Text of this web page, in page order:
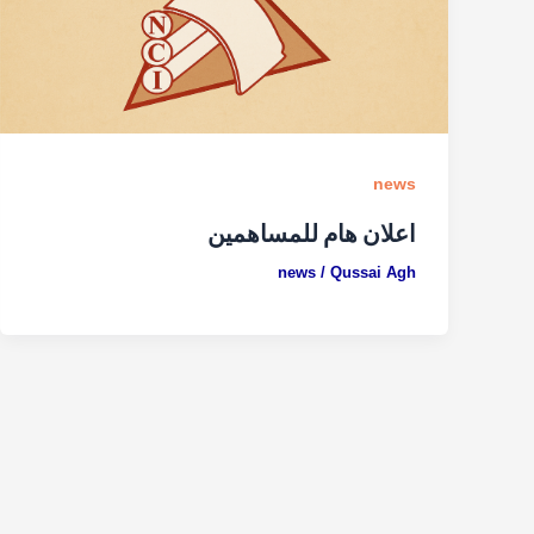
news
اعلان هام للمساهمين
news / Qussai Agh